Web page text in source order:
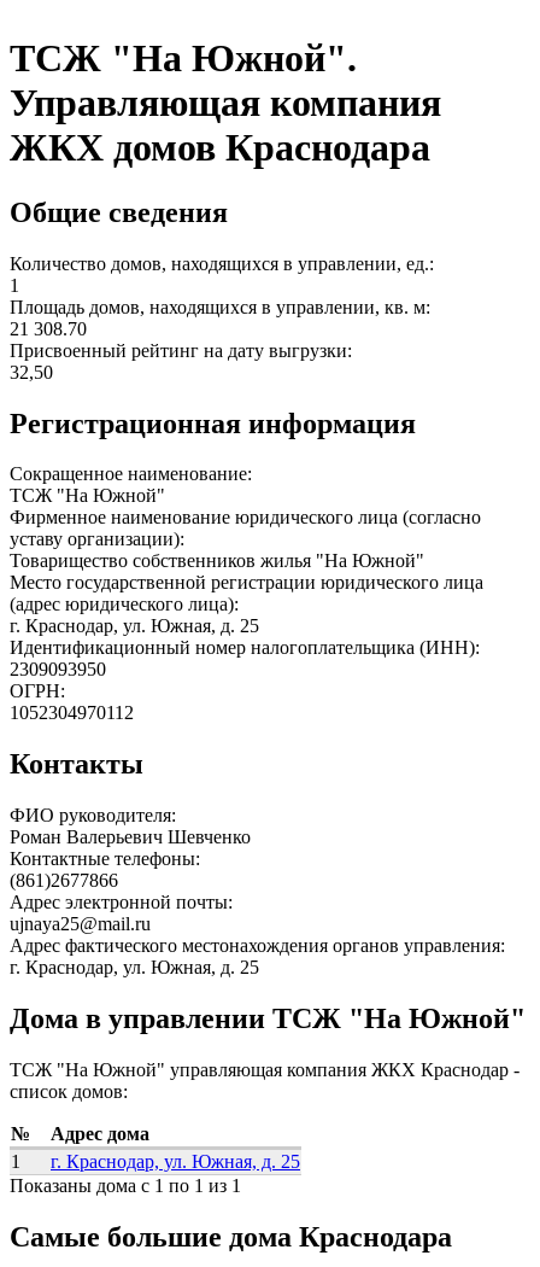
ТСЖ "На Южной".
Управляющая компания
ЖКХ домов Краснодара
Общие сведения
Количество домов, находящихся в управлении, ед.:
1
Площадь домов, находящихся в управлении, кв. м:
21 308.70
Присвоенный рейтинг на дату выгрузки:
32,50
Регистрационная информация
Сокращенное наименование:
ТСЖ "На Южной"
Фирменное наименование юридического лица (согласно
уставу организации):
Товарищество собственников жилья "На Южной"
Место государственной регистрации юридического лица
(адрес юридического лица):
г. Краснодар, ул. Южная, д. 25
Идентификационный номер налогоплательщика (ИНН):
2309093950
ОГРН:
1052304970112
Контакты
ФИО руководителя:
Роман Валерьевич Шевченко
Контактные телефоны:
(861)2677866
Адрес электронной почты:
ujnaya25@mail.ru
Адрес фактического местонахождения органов управления:
г. Краснодар, ул. Южная, д. 25
Дома в управлении ТСЖ "На Южной"
ТСЖ "На Южной" управляющая компания ЖКХ Краснодар -
список домов:
№
Адрес дома
1
г. Краснодар, ул. Южная, д. 25
Показаны дома с 1 по 1 из 1
Самые большие дома Краснодара